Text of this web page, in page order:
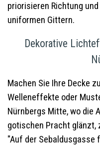
priorisieren Richtung
uniformen Gittern.
Dekorative
Machen Sie Ihre Decke
Welleneffekte oder
Nürnbergs Mitte, wo die
gotischen Pracht glänzt,
"Auf der Sebaldusgasse